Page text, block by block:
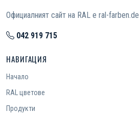
Официалният сайт на RAL е ral-farben.de
042 919 715
НАВИГАЦИЯ
Начало
RAL цветове
Продукти